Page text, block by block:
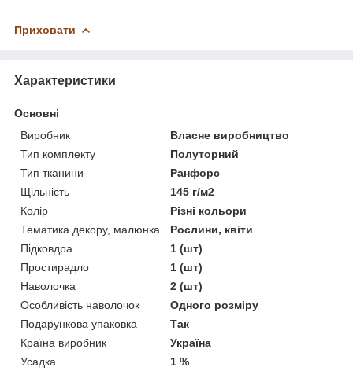
Приховати
Характеристики
Основні
Виробник
Власне виробництво
Тип комплекту
Полуторний
Тип тканини
Ранфорс
Щільність
145 г/м2
Колір
Різні кольори
Тематика декору, малюнка
Рослини, квіти
Підковдра
1 (шт)
Простирадло
1 (шт)
Наволочка
2 (шт)
Особливість наволочок
Одного розміру
Подарункова упаковка
Так
Країна виробник
Україна
Усадка
1 %